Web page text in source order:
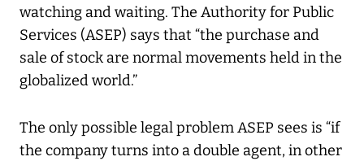
watching and waiting. The Authority for Public
Services (ASEP) says that “the purchase and
sale of stock are normal movements held in the
globalized world.”
The only possible legal problem ASEP sees is “if
the company turns into a double agent, in other